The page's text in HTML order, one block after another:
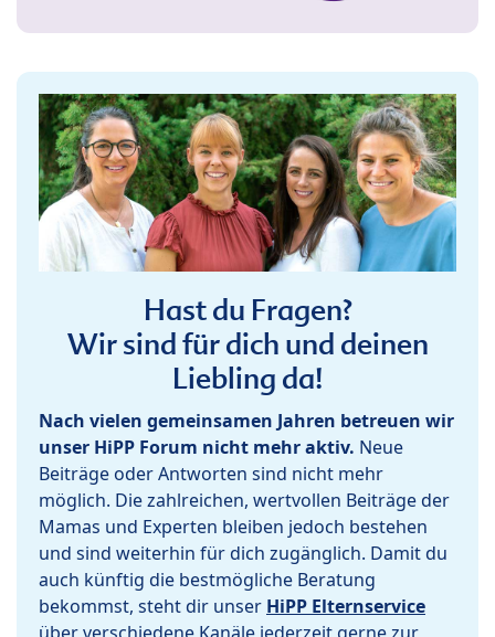
Hast du Fragen?
Wir sind für dich und deinen
Liebling da!
Nach vielen gemeinsamen Jahren betreuen wir
unser HiPP Forum nicht mehr aktiv. Neue
Beiträge oder Antworten sind nicht mehr
möglich. Die zahlreichen, wertvollen Beiträge der
Mamas und Experten bleiben jedoch bestehen
und sind weiterhin für dich zugänglich. Damit du
auch künftig die bestmögliche Beratung
bekommst, steht dir unser HiPP Elternservice